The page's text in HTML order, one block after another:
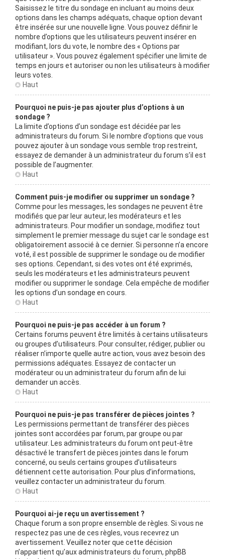
Saisissez le titre du sondage en incluant au moins deux
options dans les champs adéquats, chaque option devant
être insérée sur une nouvelle ligne. Vous pouvez définir le
nombre d’options que les utilisateurs peuvent insérer en
modifiant, lors du vote, le nombre des « Options par
utilisateur ». Vous pouvez également spécifier une limite de
temps en jours et autoriser ou non les utilisateurs à modifier
leurs votes.
Haut
Pourquoi ne puis-je pas ajouter plus d’options à un
sondage ?
La limite d’options d’un sondage est décidée par les
administrateurs du forum. Si le nombre d’options que vous
pouvez ajouter à un sondage vous semble trop restreint,
essayez de demander à un administrateur du forum s’il est
possible de l’augmenter.
Haut
Comment puis-je modifier ou supprimer un sondage ?
Comme pour les messages, les sondages ne peuvent être
modifiés que par leur auteur, les modérateurs et les
administrateurs. Pour modifier un sondage, modifiez tout
simplement le premier message du sujet car le sondage est
obligatoirement associé à ce dernier. Si personne n’a encore
voté, il est possible de supprimer le sondage ou de modifier
ses options. Cependant, si des votes ont été exprimés,
seuls les modérateurs et les administrateurs peuvent
modifier ou supprimer le sondage. Cela empêche de modifier
les options d’un sondage en cours.
Haut
Pourquoi ne puis-je pas accéder à un forum ?
Certains forums peuvent être limités à certains utilisateurs
ou groupes d’utilisateurs. Pour consulter, rédiger, publier ou
réaliser n’importe quelle autre action, vous avez besoin des
permissions adéquates. Essayez de contacter un
modérateur ou un administrateur du forum afin de lui
demander un accès.
Haut
Pourquoi ne puis-je pas transférer de pièces jointes ?
Les permissions permettant de transférer des pièces
jointes sont accordées par forum, par groupe ou par
utilisateur. Les administrateurs du forum ont peut-être
désactivé le transfert de pièces jointes dans le forum
concerné, ou seuls certains groupes d’utilisateurs
détiennent cette autorisation. Pour plus d’informations,
veuillez contacter un administrateur du forum.
Haut
Pourquoi ai-je reçu un avertissement ?
Chaque forum a son propre ensemble de règles. Si vous ne
respectez pas une de ces règles, vous recevrez un
avertissement. Veuillez noter que cette décision
n’appartient qu’aux administrateurs du forum, phpBB